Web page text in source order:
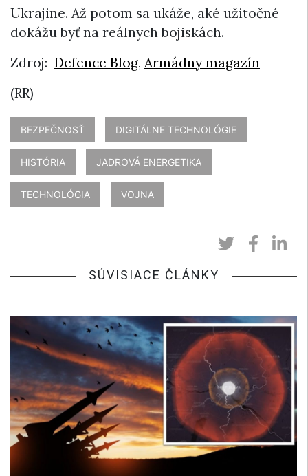
Ukrajine. Až potom sa ukáže, aké užitočné
dokážu byť na reálnych bojiskách.
Zdroj: Defence Blog, Armádny magazín
(RR)
BEZPEČNOSŤ DIGITÁLNE TECHNOLÓGIE
HISTÓRIA JADROVÁ ENERGETIKA
TECHNOLÓGIA VOJNA
SÚVISIACE ČLÁNKY